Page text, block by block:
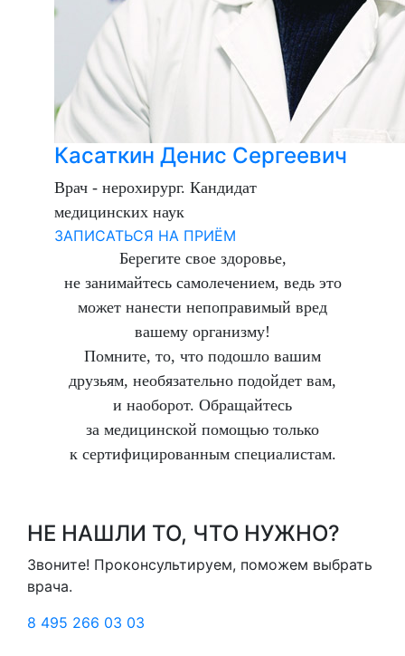
Касаткин Денис Сергеевич
Врач - нерохирург. Кандидат
медицинских наук
ЗАПИСАТЬСЯ НА ПРИЁМ
Берегите свое здоровье,
не занимайтесь самолечением, ведь это
может нанести непоправимый вред
вашему организму!
Помните, то, что подошло вашим
друзьям, необязательно подойдет вам,
и наоборот. Обращайтесь
за медицинской помощью только
к сертифицированным специалистам.
НЕ НАШЛИ ТО, ЧТО НУЖНО?
Звоните! Проконсультируем, поможем выбрать
врача.
8 495 266 03 03